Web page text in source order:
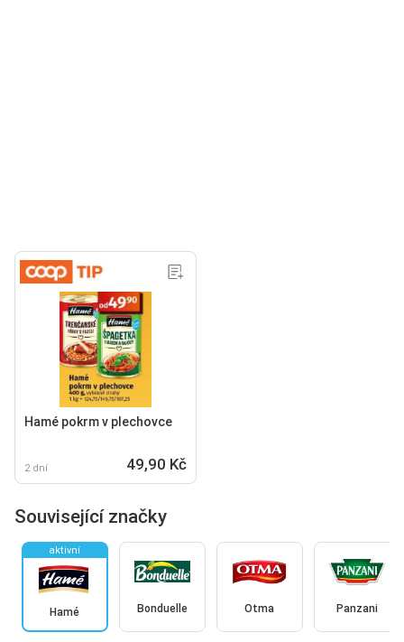
Hamé pokrm v plechovce
2 dní 49,90 Kč
Související značky
aktivní
Hamé Bonduelle Otma Panzani